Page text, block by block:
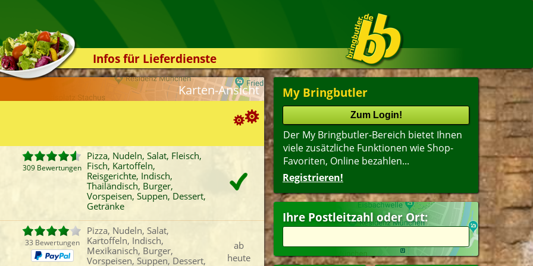
Infos für Lieferdienste
Kassensystem
Zuverlässigkeit
Das Bestellsystem
Der Bestellvorgang
Übertragung
Testshop
Styles
Kontakt
My Bringbutler
Der My Bringbutler-Bereich bietet Ihnen
viele zusätzliche Funktionen wie Shop-
Favoriten, Online bezahlen...
Registrieren!
Ihre Postleitzahl oder Ort:
Suchoptionen
Sortierung:
Rabatt
Onlinezahlung
Mindestbestellwert
Liefergebühr
Name
Alter(ältester Shop zuerst)
Filter:
Pizza
Nudeln
Fleisch
Fisch
Kartoffeln
Reisgerichte
Indisch
Mexikanisch
Thailändisch
Burger
Vorspeisen
Dessert
Getränke
Karten-Ansicht
309 Bewertungen
Pizza, Nudeln, Salat, Fleisch,
Fisch, Kartoffeln,
Reisgerichte, Indisch,
Thailändisch, Burger,
Vorspeisen, Suppen, Dessert,
Getränke
33 Bewertungen
Pizza, Nudeln, Salat,
Kartoffeln, Indisch,
Mexikanisch, Burger,
Vorspeisen, Suppen, Dessert,
ab
heute